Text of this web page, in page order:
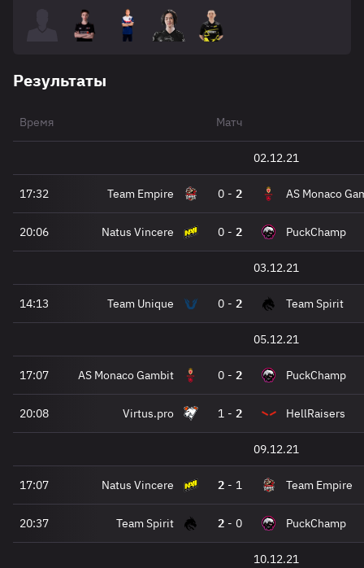
Результаты
Время Матч
02.12.21
17:32 Team Empire 0 - 2 AS Monaco
20:06 Natus Vincere 0 - 2 PuckChamp
03.12.21
14:13 Team Unique 0 - 2 Team Spirit
05.12.21
17:07 AS Monaco Gambit 0 - 2 PuckChamp
20:08 Virtus.pro 1 - 2 HellRaisers
09.12.21
17:07 Natus Vincere 2 - 1 Team Empire
20:37 Team Spirit 2 - 0 PuckChamp
10.12.21